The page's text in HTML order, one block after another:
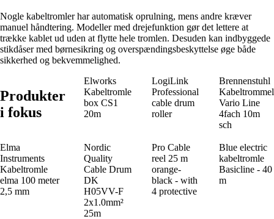
Nogle kabeltromler har automatisk oprulning, mens andre kræver
manuel håndtering. Modeller med drejefunktion gør det lettere at
trække kablet ud uden at flytte hele tromlen. Desuden kan indbyggede
stikdåser med børnesikring og overspændingsbeskyttelse øge både
sikkerhed og bekvemmelighed.
Produkter
i fokus
Elworks
Kabeltromle
box CS1
20m
LogiLink
Professional
cable drum
roller
Brennenstuhl
Kabeltrommel
Vario Line
4fach 10m
sch
Elma
Instruments
Kabeltromle
elma 100 meter
2,5 mm
Nordic
Quality
Cable Drum
DK
H05VV-F
2x1.0mm²
25m
Pro Cable
reel 25 m
orange-
black - with
4 protective
Blue electric
kabeltromle
Basicline - 40
m